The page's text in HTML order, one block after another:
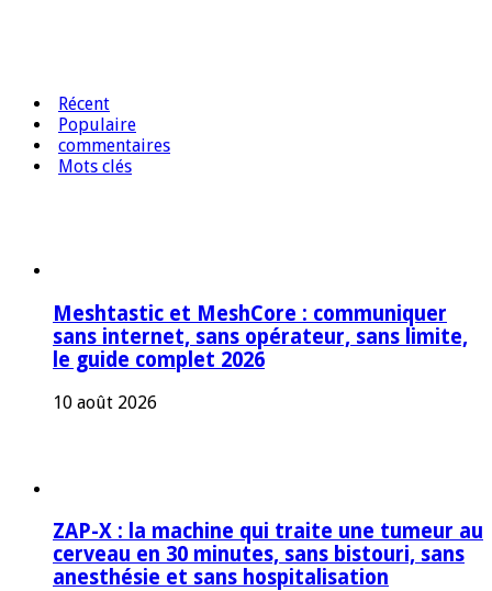
Récent
Populaire
commentaires
Mots clés
Meshtastic et MeshCore : communiquer
sans internet, sans opérateur, sans limite,
le guide complet 2026
10 août 2026
ZAP-X : la machine qui traite une tumeur au
cerveau en 30 minutes, sans bistouri, sans
anesthésie et sans hospitalisation